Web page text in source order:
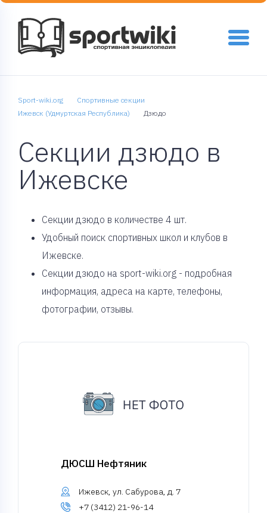
Sport-wiki.org
Спортивные секции
Ижевск (Удмуртская Республика)
Дзюдо
Секции дзюдо в
Ижевске
Cекции дзюдо в количестве 4 шт.
Удобный поиск спортивных школ и клубов в
Ижевске.
Секции дзюдо на sport-wiki.org - подробная
информация, адреса на карте, телефоны,
фотографии, отзывы.
ДЮСШ Нефтяник
Ижевск, ул. Сабурова, д. 7
+7 (3412) 21-96-14